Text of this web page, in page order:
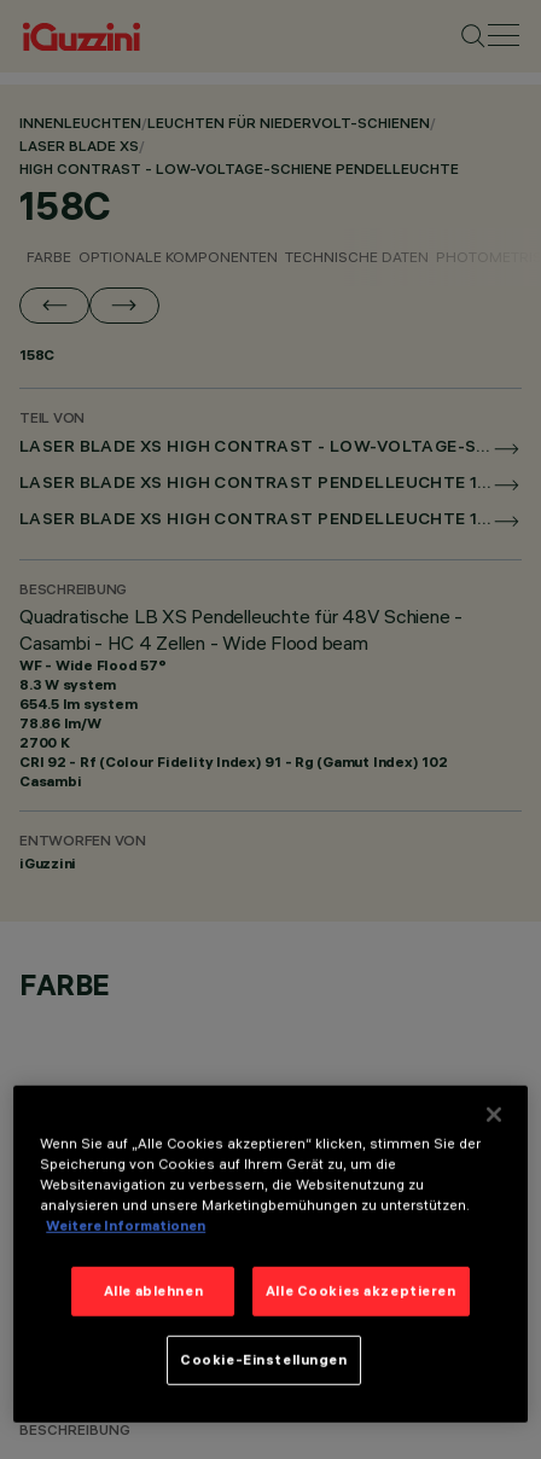
INNENLEUCHTEN/LEUCHTEN FÜR NIEDERVOLT-SCHIENEN/
LASER BLADE XS/
HIGH CONTRAST - LOW-VOLTAGE-SCHIENE PENDELLEUCHTE
158C
FARBE OPTIONALE KOMPONENTEN TECHNISCHE DATEN
158C
TEIL VON
LASER BLADE XS HIGH CONTRAST - LOW-VOLTAGE-SCHIENE PENDELLEUCHTE
LASER BLADE XS HIGH CONTRAST PENDELLEUCHTE 1X/4X /9X FÜR NIEDERSPANNUNGSSCHIENE CASAMBI
LASER BLADE XS HIGH CONTRAST PENDELLEUCHTE 1X / 4X / 9X FÜR SUPERRAIL CASAMBI
BESCHREIBUNG
Quadratische LB XS Pendelleuchte für 48V Schiene -
Casambi - HC 4 Zellen - Wide Flood beam
WF - Wide Flood 57°
8.3 W system
654.5 lm system
78.86 lm/W
2700 K
CRI 92 - Rf (Colour Fidelity Index) 91 - Rg (Gamut Index) 102
Casambi
ENTWORFEN VON
iGuzzini
FARBE
OPTIONALE KOMPONENTEN
TECHNISCHE DATEN
LETZTES UPDATE: 07.08.2026
BESCHREIBUNG
Wenn Sie auf „Alle Cookies akzeptieren“ klicken, stimmen Sie der
Speicherung von Cookies auf Ihrem Gerät zu, um die
Websitenavigation zu verbessern, die Websitenutzung zu
analysieren und unsere Marketingbemühungen zu unterstützen.
Weitere Informationen
Alle ablehnen Alle Cookies akzeptieren
Cookie-Einstellungen